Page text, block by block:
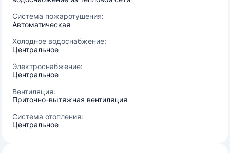
Система пожаротушения:
Автоматическая
Холодное водоснабжение:
Центральное
Электроснабжение:
Центральное
Вентиляция:
Приточно-вытяжная вентиляция
Система отопления:
Центральное